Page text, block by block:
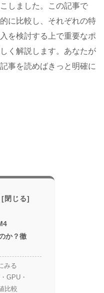
しました。この記事で
に比較し、それぞれの特
を検討する上で重要なポ
く解説します。あなたが
事を読めばきっと明確に
か？徹
みる
・
比較